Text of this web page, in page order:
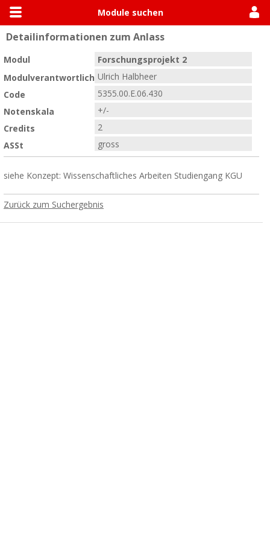
Module suchen
Allgemein
Module suchen
Modulhandbücher
Detailinformationen zum Anlass
Modul
Forschungsprojekt 2
Modulverantwortlich Ulrich Halbheer
Code
5355.00.E.06.430
Notenskala
+/-
Credits
2
ASSt
gross
siehe Konzept: Wissenschaftliches Arbeiten Studiengang KGU
Zurück zum Suchergebnis